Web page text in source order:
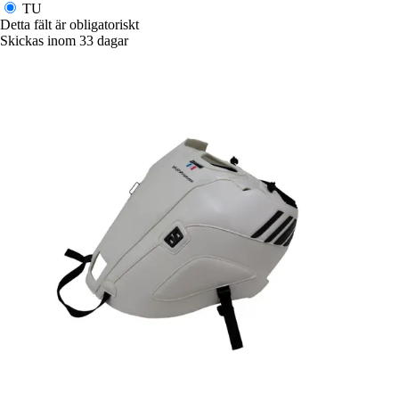
TU
Detta fält är obligatoriskt
Skickas inom 33 dagar